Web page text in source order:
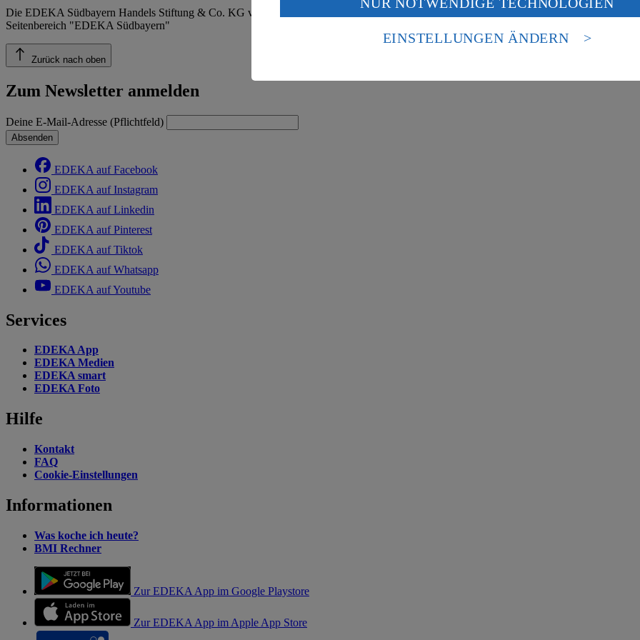
Die EDEKA Südbayern Handels Stiftung & Co. KG veröffentlicht insbesondere Inhalte zu den Bereichen:
Seitenbereich "EDEKA Südbayern"
Zurück nach oben
Zum Newsletter anmelden
Deine E-Mail-Adresse (Pflichtfeld)
Absenden
EDEKA auf Facebook
EDEKA auf Instagram
EDEKA auf Linkedin
EDEKA auf Pinterest
EDEKA auf Tiktok
EDEKA auf Whatsapp
EDEKA auf Youtube
Services
EDEKA App
EDEKA Medien
EDEKA smart
EDEKA Foto
Hilfe
Kontakt
FAQ
Cookie-Einstellungen
Informationen
Was koche ich heute?
BMI Rechner
Zur EDEKA App im Google Playstore
Zur EDEKA App im Apple App Store
ein, dass deine Daten in den USA verarbeitet werden. Der EuGH sieht die USA als
einem nach europäischen Standards nicht angemessenen Datenschutzniveau an. Es
Risiko eines Zugriffs durch US-amerikanische Behörden.
EINSTELLUNGEN ÄNDERN